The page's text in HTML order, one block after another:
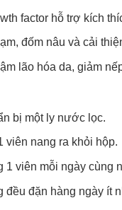
factor hỗ trợ kích
đốm nâu và cải
lão hóa da, giảm
bị một ly nước lọc.
viên nang ra khỏi hộp.
1 viên mỗi ngày cùng
đều đặn hàng ngày ít